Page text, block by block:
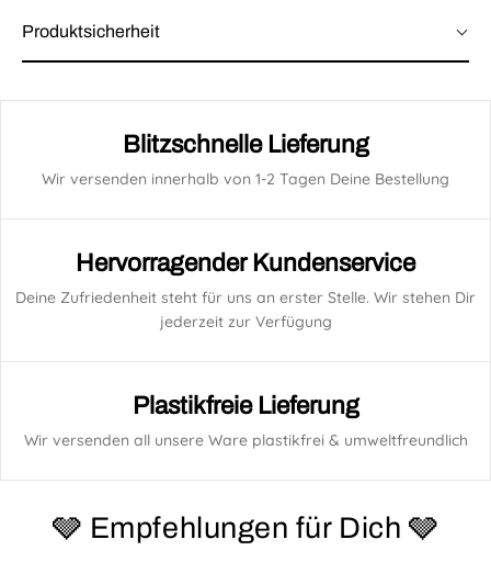
Produktsicherheit
Blitzschnelle Lieferung
Wir versenden innerhalb von 1-2 Tagen Deine Bestellung
Hervorragender Kundenservice
Deine Zufriedenheit steht für uns an erster Stelle. Wir stehen Dir
jederzeit zur Verfügung
Plastikfreie Lieferung
Wir versenden all unsere Ware plastikfrei & umweltfreundlich
🩶 Empfehlungen für Dich 🩶